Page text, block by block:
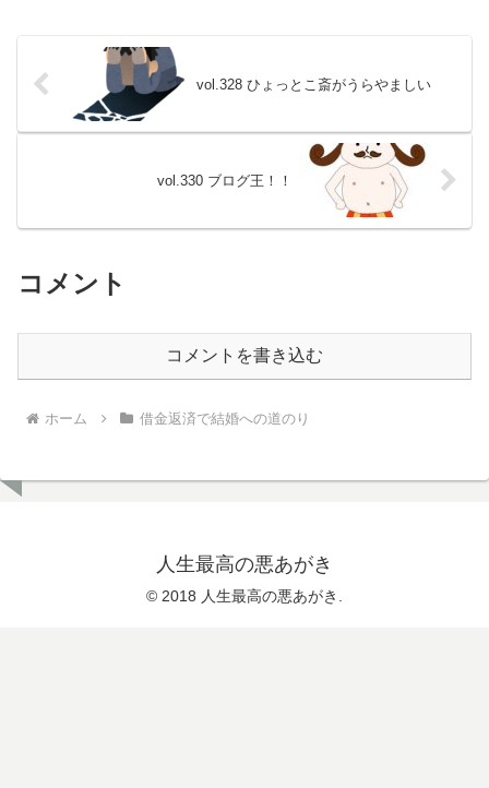
vol.328 ひょっとこ斎がうらやましい
vol.330 ブログ王！！
コメント
コメントを書き込む
ホーム 借金返済で結婚への道のり
人生最高の悪あがき
© 2018 人生最高の悪あがき.